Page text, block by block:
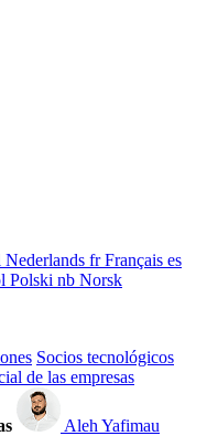
Nederlands frFrançais es
Polski nb Norsk
Socios tecnológicos
de las empresas
Aleh Yafimau